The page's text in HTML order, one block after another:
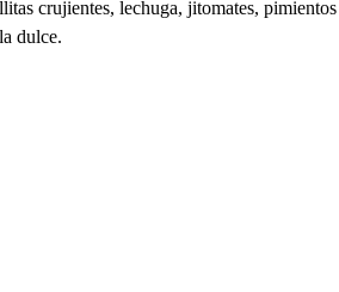
crujientes, lechuga, jitomates, pimientos
dulce.